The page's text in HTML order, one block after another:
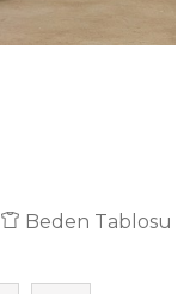
Beden Tablosu